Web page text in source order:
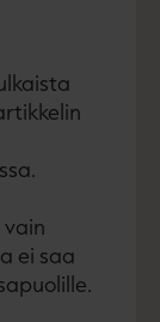
ei saa